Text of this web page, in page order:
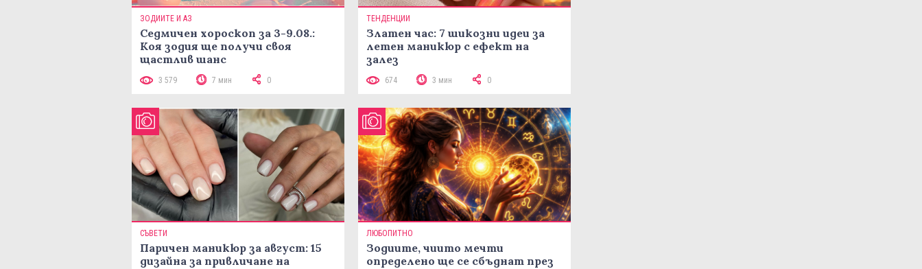
ЗОДИИТЕ И АЗ
Седмичен хороскоп за 3-9.08.:
Коя зодия ще получи своя
щастлив шанс
3 579 7 мин 0
ТЕНДЕНЦИИ
Златен час: 7 шикозни идеи за
летен маникюр с ефект на
залез
674 3 мин 0
СЪВЕТИ
Паричен маникюр за август: 15
дизайна за привличане на
ЛЮБОПИТНО
Зодиите, чиито мечти
определено ще се сбъднат през